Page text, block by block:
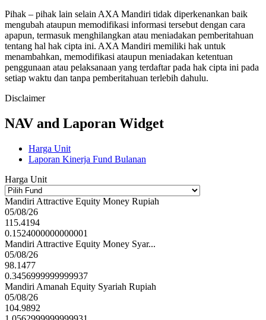
Pihak – pihak lain selain AXA Mandiri tidak diperkenankan baik
mengubah ataupun memodifikasi informasi tersebut dengan cara
apapun, termasuk menghilangkan atau meniadakan pemberitahuan
tentang hal hak cipta ini. AXA Mandiri memiliki hak untuk
menambahkan, memodifikasi ataupun meniadakan ketentuan
penggunaan atau pelaksanaan yang terdaftar pada hak cipta ini pada
setiap waktu dan tanpa pemberitahuan terlebih dahulu.
Disclaimer
NAV and Laporan Widget
Harga Unit
Laporan Kinerja Fund Bulanan
Harga Unit
Mandiri Attractive Equity Money Rupiah
05/08/26
115.4194
0.1524000000000001
Mandiri Attractive Equity Money Syar...
05/08/26
98.1477
0.3456999999999937
Mandiri Amanah Equity Syariah Rupiah
05/08/26
104.9892